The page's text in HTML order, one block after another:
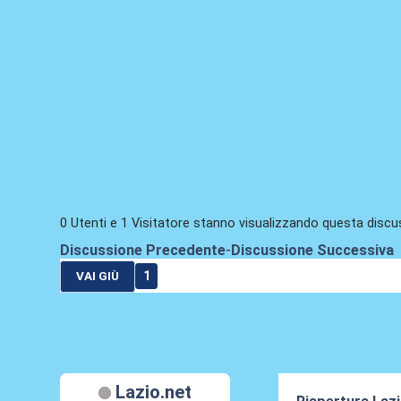
0 Utenti e 1 Visitatore stanno visualizzando questa
Discussione Precedente- Discussione Successiva
VAI GIÙ 1
Lazio.net